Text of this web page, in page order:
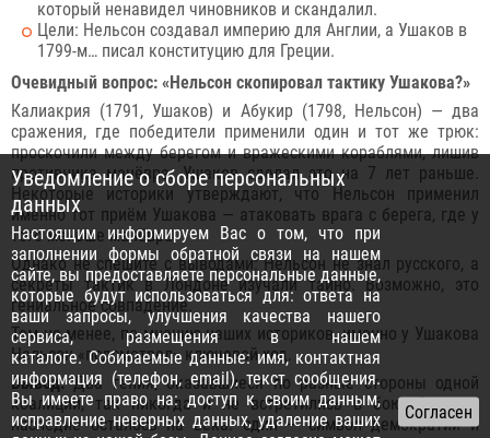
который ненавидел чиновников и скандалил.
Цели: Нельсон создавал империю для Англии, а Ушаков в
1799-м… писал конституцию для Греции.
Очевидный вопрос: «Нельсон скопировал тактику Ушакова?»
Калиакрия (1791, Ушаков) и Абукир (1798, Нельсон) — два
сражения, где победители применили один и тот же трюк:
проскочили между берегом и вражескими кораблями, лишив
противника манёвра. Ушаков сделал это на 7 лет раньше.
Некоторые историки утверждают, что Нельсон применил
именно тот приём Ушакова — атаковать врага с берега, где у
того меньше манёвра.
Однако не спешите с выводами: Нельсон не знал русского, а
секреты тактик в Лондоне изучали тайно. Возможно, это
гениальное совпадение.
Тем не менее, по мнению наших историков, именно у Ушакова
Нельсон «подсмотрел» ключевой ход.
Вывод:Два гения, оказавшиеся по разные стороны одной
коалиции, так никогда и не встретились в бою. Зато их
наследие осталось на века: один — символ демократии и
Уведомление о сборе персональных
данных
Настоящим информируем Вас о том, что при
заполнении формы обратной связи на нашем
сайте, вы предоставляете персональные данные,
которые будут использоваться для: ответа на
ваши запросы, улучшения качества нашего
сервиса, размещения в нашем
каталоге. Собираемые данные: имя, контактная
информация (телефон, email), текст сообщения.
Вы имеете право на: доступ к своим данным,
исправление неверных данных, удаление ваших